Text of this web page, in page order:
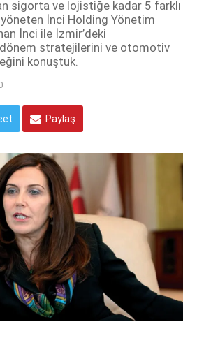
sigorta ve lojistiğe kadar 5 farklı
İnci Holding Yönetim
İnci ile İzmir’deki
stratejilerini ve otomotiv
konuştuk.
Paylaş